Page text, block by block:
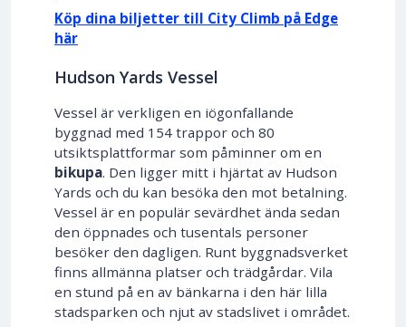
Köp dina biljetter till City Climb på Edge
här
Hudson Yards Vessel
Vessel är verkligen en iögonfallande
byggnad med 154 trappor och 80
utsiktsplattformar som påminner om en
bikupa. Den ligger mitt i hjärtat av Hudson
Yards och du kan besöka den mot betalning.
Vessel är en populär sevärdhet ända sedan
den öppnades och tusentals personer
besöker den dagligen. Runt byggnadsverket
finns allmänna platser och trädgårdar. Vila
en stund på en av bänkarna i den här lilla
stadsparken och njut av stadslivet i området.